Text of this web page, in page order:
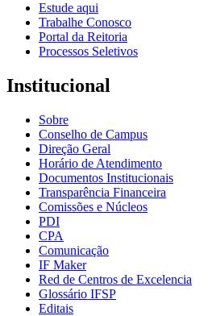
Estude aqui
Trabalhe Conosco
Portal da Reitoria
Processos Seletivos
Institucional
Sobre
Conselho de Campus
Direção Geral
Horário de Atendimento
Documentos Institucionais
Transparência Financeira
Comissões e Núcleos
PDI
CPA
Comunicação
IF Maker
Red de Centros de Excelencia
Glossário IFSP
Editais